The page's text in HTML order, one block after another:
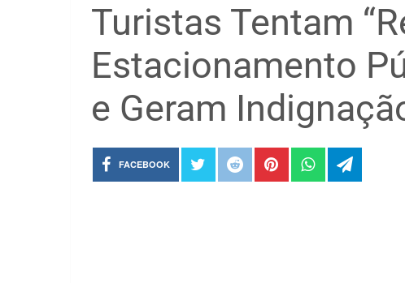
Turistas Tentam
Estacionamento
e Geram
FACEBOOK